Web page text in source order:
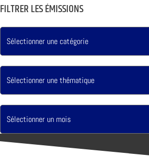
FILTRER LES ÉMISSIONS